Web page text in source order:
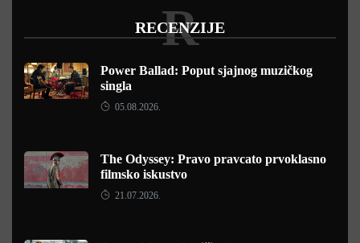
RECENZIJE
R
Power Ballad: Poput sjajnog muzičkog
singla
05.08.2026.
The Odyssey: Pravo pravcato prvoklasno
filmsko iskustvo
21.07.2026.